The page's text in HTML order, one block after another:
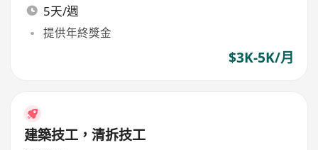
5天/週
提供年終獎金
$3K-5K/月
建築技工，清拆技工